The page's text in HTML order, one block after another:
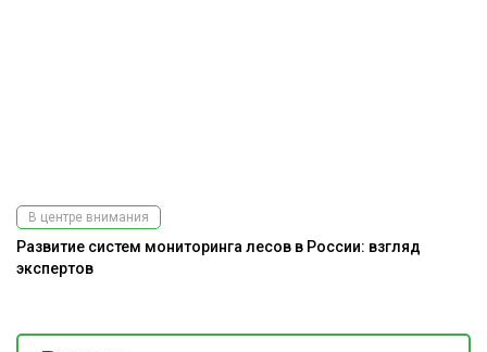
В центре внимания
Развитие систем мониторинга лесов в России: взгляд
экспертов